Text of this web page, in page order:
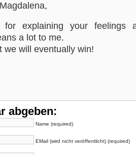
for explaining your feelings
a lot to me.
we will eventually win!
abgeben:
Name (required)
EMail (wird nicht veröffentlicht) (required)